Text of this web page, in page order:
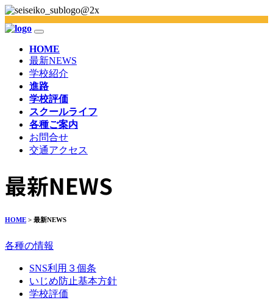
HOME
最新NEWS
学校紹介
進路
学校評価
スクールライフ
各種ご案内
お問合せ
交通アクセス
最新NEWS
HOME > 最新NEWS
各種の情報
SNS利用３個条
いじめ防止基本方針
学校評価